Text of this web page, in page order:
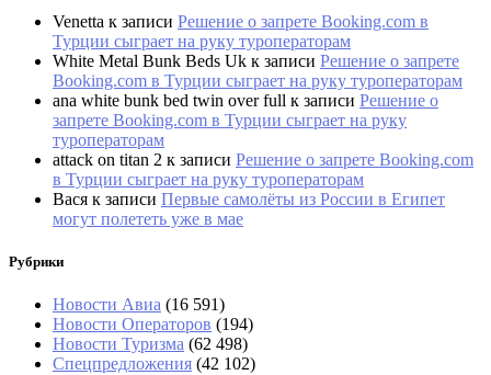
Venetta к записи Решение о запрете Booking.com в
Турции сыграет на руку туроператорам
White Metal Bunk Beds Uk к записи Решение о запрете
Booking.com в Турции сыграет на руку туроператорам
ana white bunk bed twin over full к записи Решение о
запрете Booking.com в Турции сыграет на руку
туроператорам
attack on titan 2 к записи Решение о запрете Booking.com
в Турции сыграет на руку туроператорам
Вася к записи Первые самолёты из России в Египет
могут полететь уже в мае
Рубрики
Новости Авиа (16 591)
Новости Операторов (194)
Новости Туризма (62 498)
Спецпредложения (42 102)